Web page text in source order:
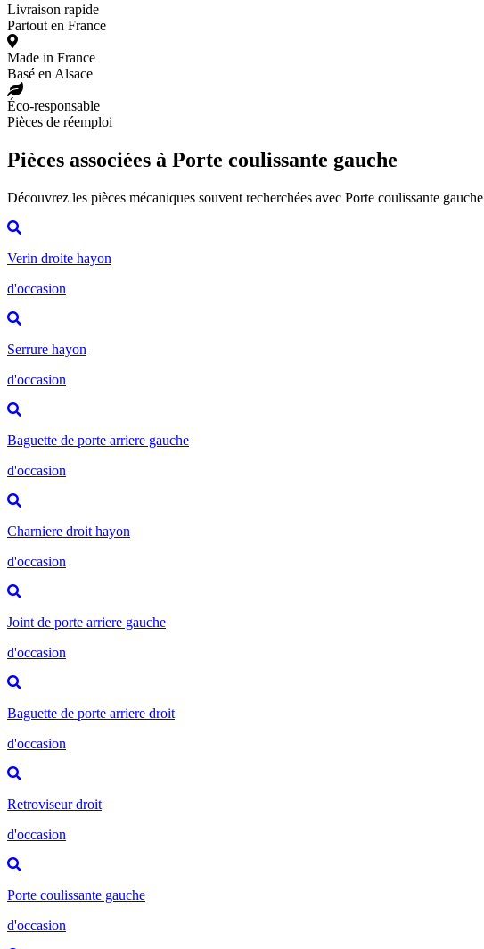
Livraison rapide
Partout en France
Made in France
Basé en Alsace
Éco-responsable
Pièces de réemploi
Pièces associées à Porte coulissante gauche
Découvrez les pièces mécaniques souvent recherchées avec Porte coulissante gauche
Verin droite hayon
d'occasion
Serrure hayon
d'occasion
Baguette de porte arriere gauche
d'occasion
Charniere droit hayon
d'occasion
Joint de porte arriere gauche
d'occasion
Baguette de porte arriere droit
d'occasion
Retroviseur droit
d'occasion
Porte coulissante gauche
d'occasion